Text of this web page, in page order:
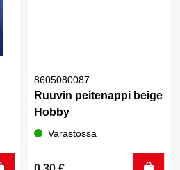
8605080087
Ruuvin peitenappi beige
Hobby
Varastossa